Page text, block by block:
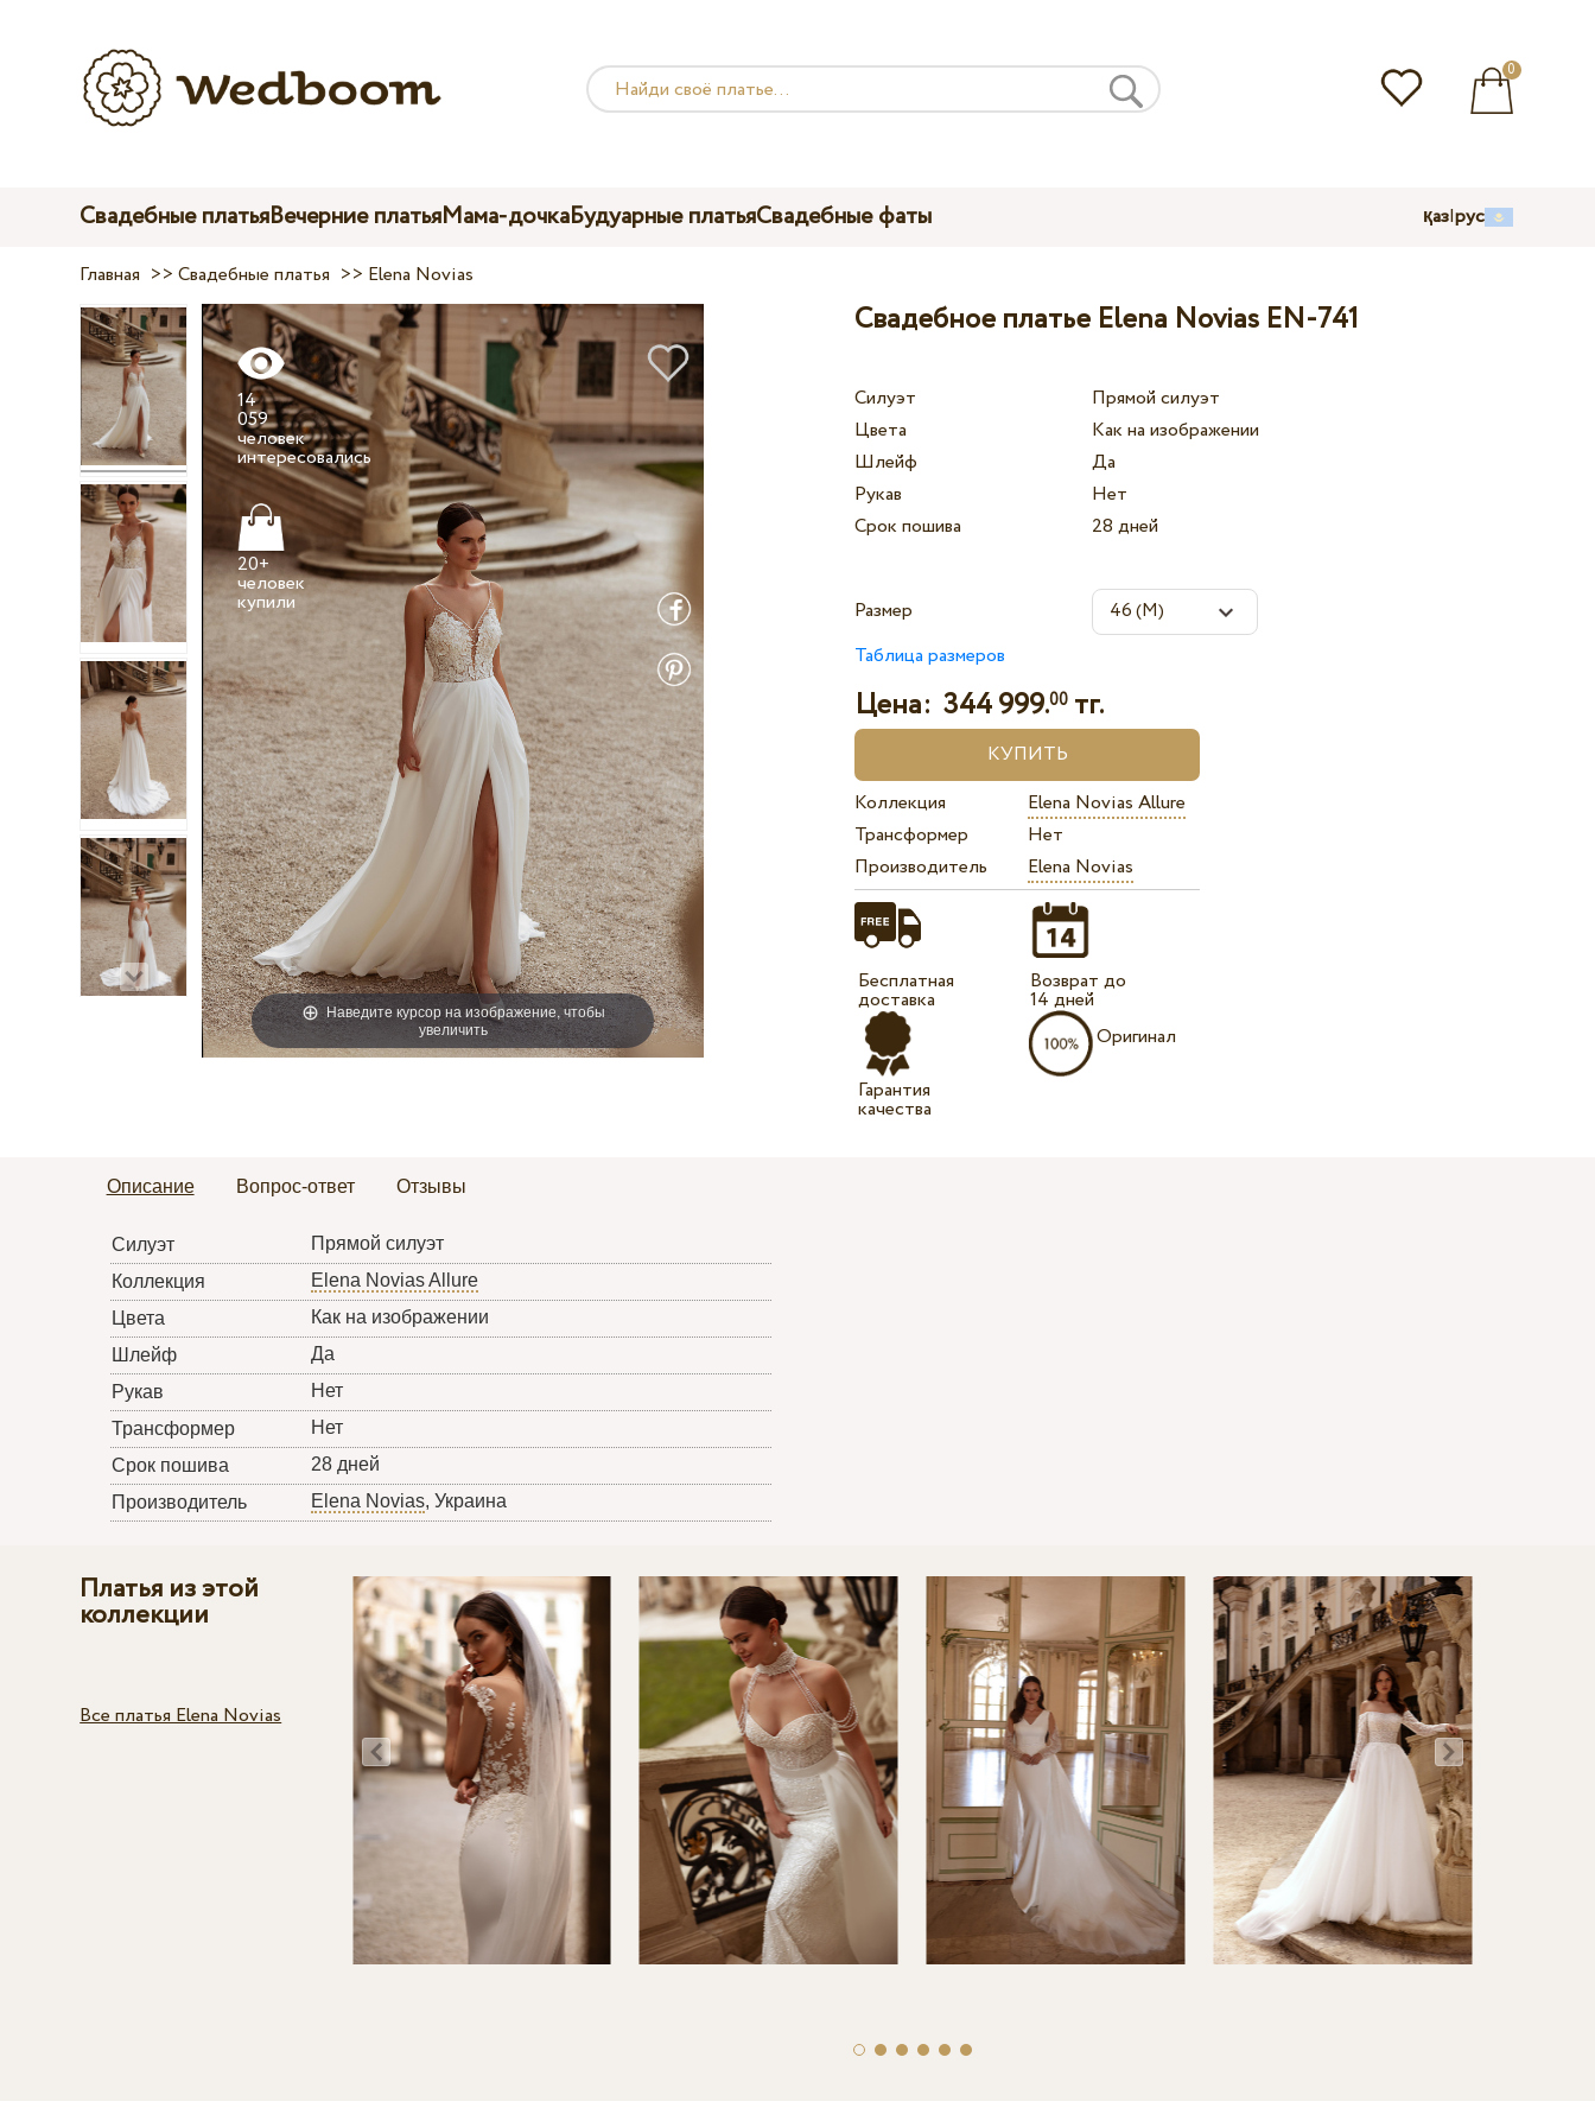
0
Свадебные платьяВечерние платьяМама-дочкаБудуарные платьяСвадебные фаты қаз|рус
Главная >>Свадебные платья >> Elena Novias
Наведите курсор на изображение, чтобы
увеличить
14
059
человек
20+
человек
купили
Свадебное платье Elena Novias EN-741
Силуэт
Прямой силуэт
Цвета
Как на изображении
Шлейф
Да
Рукав
Нет
Срок пошива
28 дней
Размер
Таблица размеров
Цена:344 999.00 тг.
Коллекция
Elena Novias Allure
Трансформер
Нет
Производитель
Elena Novias
Бесплатная
доставка
Гарантия
качества
Возврат до
14 дней
Оригинал
Описание Вопрос-ответ Отзывы
Силуэт
Прямой силуэт
Коллекция
Elena Novias Allure
Цвета
Как на изображении
Шлейф
Да
Рукав
Нет
Трансформер
Нет
Срок пошива
28 дней
Производитель
Elena Novias, Украина
Платья из этой
коллекции
Все платья Elena Novias